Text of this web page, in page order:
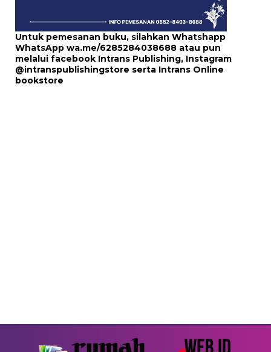
Untuk pemesanan buku, silahkan Whatshapp
WhatsApp wa.me/6285284038688 atau pun
melalui facebook Intrans Publishing, Instagram
@intranspublishingstore serta Intrans Online
bookstore